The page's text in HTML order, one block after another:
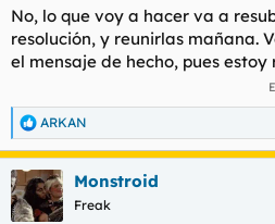
No, lo que voy a hacer va a
resolución, y reunirlas mañana.
el mensaje de hecho, pues
R
e
a
c
c
i
ARKAN
Monstroid
Freak